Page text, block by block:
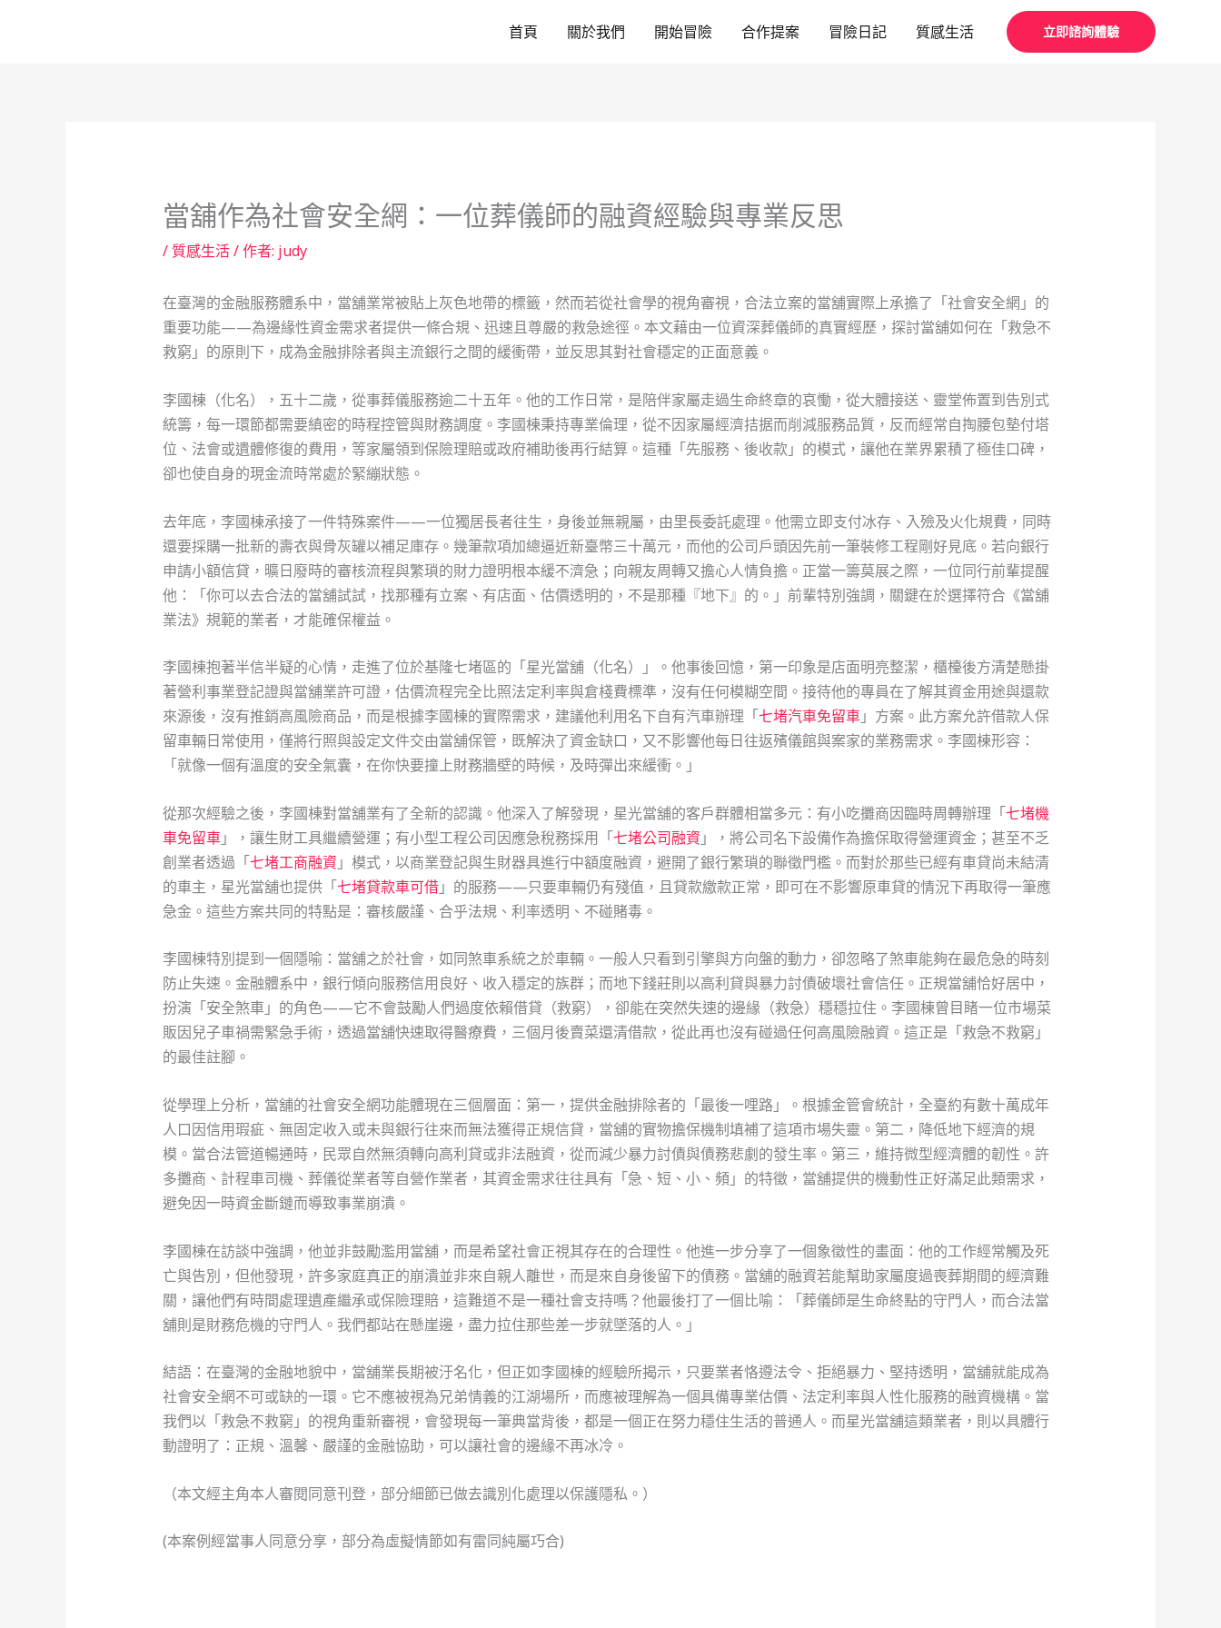
首頁 關於我們 開始冒險 合作提案 冒險日記 質感生活 立即諮詢體驗
當舖作為社會安全網：一位葬儀師的融資經驗與專業反思
/ 質感生活/ 作者: judy
在臺灣的金融服務體系中，當舖業常被貼上灰色地帶的標籤，然而若從社會學的視角審視，合法立案的當舖實際上承擔了「社會安全網」的
重要功能——為邊緣性資金需求者提供一條合規、迅速且尊嚴的救急途徑。本文藉由一位資深葬儀師的真實經歷，探討當舖如何在「救急不
救窮」的原則下，成為金融排除者與主流銀行之間的緩衝帶，並反思其對社會穩定的正面意義。
李國棟（化名），五十二歲，從事葬儀服務逾二十五年。他的工作日常，是陪伴家屬走過生命終章的哀慟，從大體接送、靈堂佈置到告別式
統籌，每一環節都需要縝密的時程控管與財務調度。李國棟秉持專業倫理，從不因家屬經濟拮据而削減服務品質，反而經常自掏腰包墊付塔
位、法會或遺體修復的費用，等家屬領到保險理賠或政府補助後再行結算。這種「先服務、後收款」的模式，讓他在業界累積了極佳口碑，
卻也使自身的現金流時常處於緊繃狀態。
去年底，李國棟承接了一件特殊案件——一位獨居長者往生，身後並無親屬，由里長委託處理。他需立即支付冰存、入殮及火化規費，同時
還要採購一批新的壽衣與骨灰罐以補足庫存。幾筆款項加總逼近新臺幣三十萬元，而他的公司戶頭因先前一筆裝修工程剛好見底。若向銀行
申請小額信貸，曠日廢時的審核流程與繁瑣的財力證明根本緩不濟急；向親友周轉又擔心人情負擔。正當一籌莫展之際，一位同行前輩提醒
他：「你可以去合法的當舖試試，找那種有立案、有店面、估價透明的，不是那種『地下』的。」前輩特別強調，關鍵在於選擇符合《當舖
業法》規範的業者，才能確保權益。
李國棟抱著半信半疑的心情，走進了位於基隆七堵區的「星光當舖（化名）」。他事後回憶，第一印象是店面明亮整潔，櫃檯後方清楚懸掛
著營利事業登記證與當舖業許可證，估價流程完全比照法定利率與倉棧費標準，沒有任何模糊空間。接待他的專員在了解其資金用途與還款
來源後，沒有推銷高風險商品，而是根據李國棟的實際需求，建議他利用名下自有汽車辦理「七堵汽車免留車」方案。此方案允許借款人保
留車輛日常使用，僅將行照與設定文件交由當舖保管，既解決了資金缺口，又不影響他每日往返殯儀館與案家的業務需求。李國棟形容：
「就像一個有溫度的安全氣囊，在你快要撞上財務牆壁的時候，及時彈出來緩衝。」
從那次經驗之後，李國棟對當舖業有了全新的認識。他深入了解發現，星光當舖的客戶群體相當多元：有小吃攤商因臨時周轉辦理「七堵機
車免留車」，讓生財工具繼續營運；有小型工程公司因應急稅務採用「七堵公司融資 」，將公司名下設備作為擔保取得營運資金；甚至不乏
創業者透過「七堵工商融資 」模式，以商業登記與生財器具進行中額度融資，避開了銀行繁瑣的聯徵門檻。而對於那些已經有車貸尚未結清
的車主，星光當舖也提供「七堵貸款車可借」的服務——只要車輛仍有殘值，且貸款繳款正常，即可在不影響原車貸的情況下再取得一筆應
急金。這些方案共同的特點是：審核嚴謹、合乎法規、利率透明、不碰賭毒。
李國棟特別提到一個隱喻：當舖之於社會，如同煞車系統之於車輛。一般人只看到引擎與方向盤的動力，卻忽略了煞車能夠在最危急的時刻
防止失速。金融體系中，銀行傾向服務信用良好、收入穩定的族群；而地下錢莊則以高利貸與暴力討債破壞社會信任。正規當舖恰好居中，
扮演「安全煞車」的角色——它不會鼓勵人們過度依賴借貸（救窮），卻能在突然失速的邊緣（救急）穩穩拉住。李國棟曾目睹一位市場菜
販因兒子車禍需緊急手術，透過當舖快速取得醫療費，三個月後賣菜還清借款，從此再也沒有碰過任何高風險融資。這正是「救急不救窮」
的最佳註腳。
從學理上分析，當舖的社會安全網功能體現在三個層面：第一，提供金融排除者的「最後一哩路」。根據金管會統計，全臺約有數十萬成年
人口因信用瑕疵、無固定收入或未與銀行往來而無法獲得正規信貸，當舖的實物擔保機制填補了這項市場失靈。第二，降低地下經濟的規
模。當合法管道暢通時，民眾自然無須轉向高利貸或非法融資，從而減少暴力討債與債務悲劇的發生率。第三，維持微型經濟體的韌性。許
多攤商、計程車司機、葬儀從業者等自營作業者，其資金需求往往具有「急、短、小、頻」的特徵，當舖提供的機動性正好滿足此類需求，
避免因一時資金斷鏈而導致事業崩潰。
李國棟在訪談中強調，他並非鼓勵濫用當舖，而是希望社會正視其存在的合理性。他進一步分享了一個象徵性的畫面：他的工作經常觸及死
亡與告別，但他發現，許多家庭真正的崩潰並非來自親人離世，而是來自身後留下的債務。當舖的融資若能幫助家屬度過喪葬期間的經濟難
關，讓他們有時間處理遺產繼承或保險理賠，這難道不是一種社會支持嗎？他最後打了一個比喻：「葬儀師是生命終點的守門人，而合法當
舖則是財務危機的守門人。我們都站在懸崖邊，盡力拉住那些差一步就墜落的人。」
結語：在臺灣的金融地貌中，當舖業長期被汙名化，但正如李國棟的經驗所揭示，只要業者恪遵法令、拒絕暴力、堅持透明，當舖就能成為
社會安全網不可或缺的一環。它不應被視為兄弟情義的江湖場所，而應被理解為一個具備專業估價、法定利率與人性化服務的融資機構。當
我們以「救急不救窮」的視角重新審視，會發現每一筆典當背後，都是一個正在努力穩住生活的普通人。而星光當舖這類業者，則以具體行
動證明了：正規、溫馨、嚴謹的金融協助，可以讓社會的邊緣不再冰冷。
（本文經主角本人審閱同意刊登，部分細節已做去識別化處理以保護隱私。）
(本案例經當事人同意分享，部分為虛擬情節如有雷同純屬巧合)